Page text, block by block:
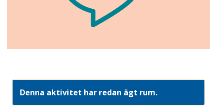
Denna aktivitet har redan ägt rum.